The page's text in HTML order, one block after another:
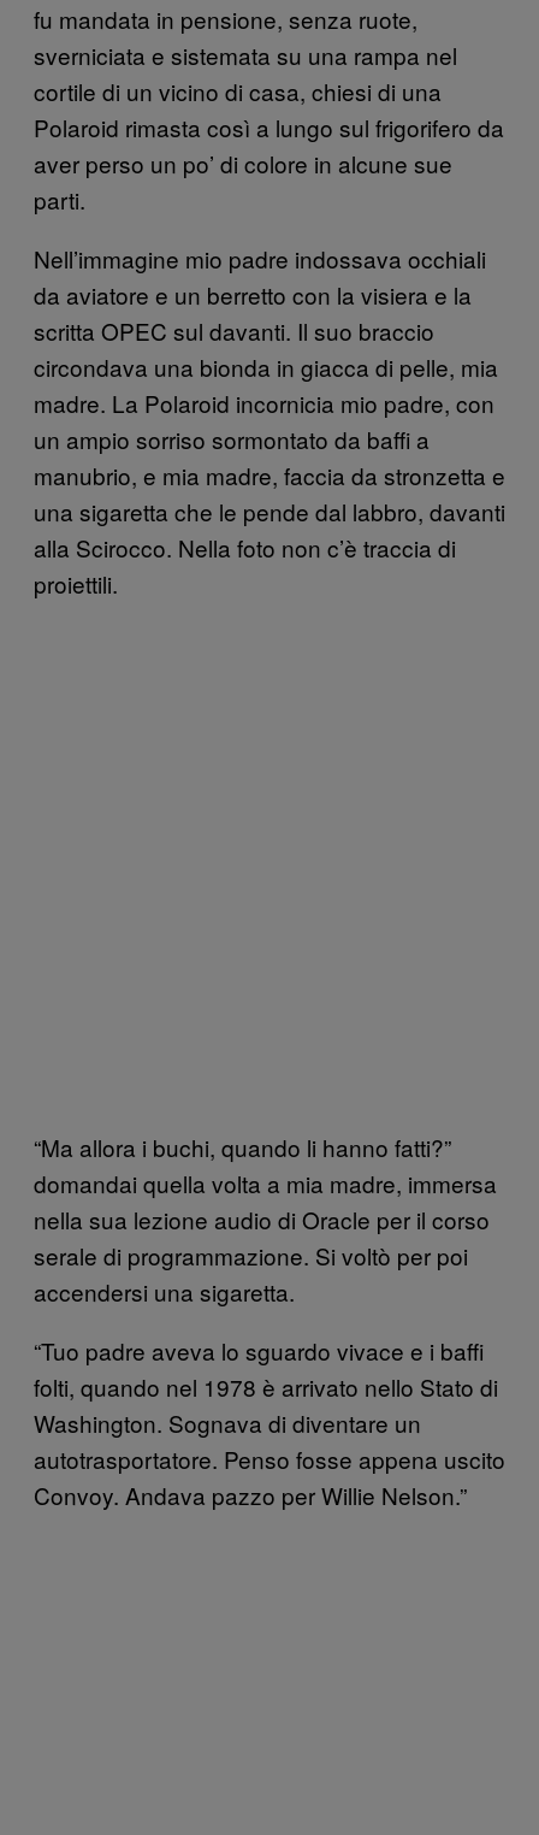
fu mandata in pensione, senza ruote,
sverniciata e sistemata su una rampa nel
cortile di un vicino di casa, chiesi di una
Polaroid rimasta così a lungo sul frigorifero da
aver perso un po’ di colore in alcune sue
parti.
Nell’immagine mio padre indossava occhiali
da aviatore e un berretto con la visiera e la
scritta OPEC sul davanti. Il suo braccio
circondava una bionda in giacca di pelle, mia
madre. La Polaroid incornicia mio padre, con
un ampio sorriso sormontato da baffi a
manubrio, e mia madre, faccia da stronzetta e
una sigaretta che le pende dal labbro, davanti
alla Scirocco. Nella foto non c’è traccia di
proiettili.
“Ma allora i buchi, quando li hanno fatti?”
domandai quella volta a mia madre, immersa
nella sua lezione audio di Oracle per il corso
serale di programmazione. Si voltò per poi
accendersi una sigaretta.
“Tuo padre aveva lo sguardo vivace e i baffi
folti, quando nel 1978 è arrivato nello Stato di
Washington. Sognava di diventare un
autotrasportatore. Penso fosse appena uscito
Convoy. Andava pazzo per Willie Nelson.”